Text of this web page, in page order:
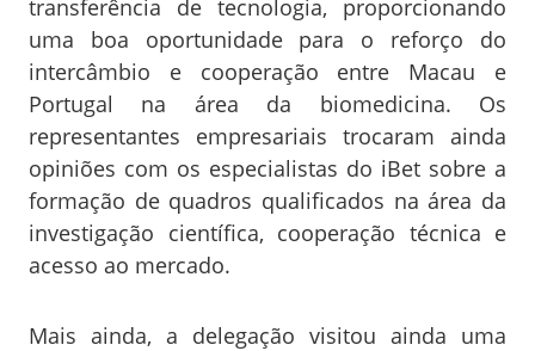
transferência de tecnologia, proporcionando
uma boa oportunidade para o reforço do
intercâmbio e cooperação entre Macau e
Portugal na área da biomedicina. Os
representantes empresariais trocaram ainda
opiniões com os especialistas do iBet sobre a
formação de quadros qualificados na área da
investigação científica, cooperação técnica e
acesso ao mercado.
Mais ainda, a delegação visitou ainda uma